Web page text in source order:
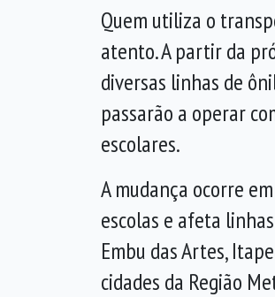
Quem utiliza o
atento. A partir da
diversas linhas de
passarão a operar
escolares.
A mudança ocorre
escolas e afeta
Embu das Artes,
cidades da Região